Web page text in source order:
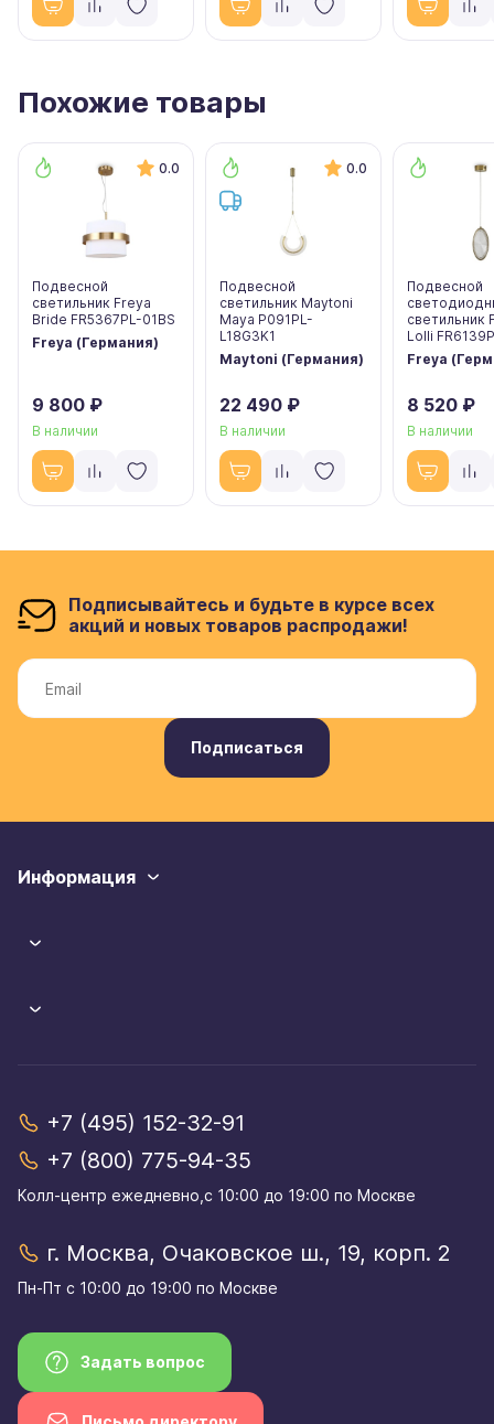
Похожие товары
0.0
Подвесной
светильник Freya
Bride FR5367PL-01BS
Freya (Германия)
9 800 ₽
В наличии
0.0
Подвесной
светильник Maytoni
Maya P091PL-
L18G3K1
Maytoni (Германия)
22 490 ₽
В наличии
Подвесной
светильник
Lolli
Freya
8 520 ₽
В наличии
Подписывайтесь и будьте в курсе всех
акций и новых товаров распродажи!
Подписаться
Информация
+7 (495) 152-32-91
+7 (800) 775-94-35
Колл-центр eжедневно,с 10:00 до 19:00 по Москве
г. Москва, Очаковское ш., 19, корп. 2
Пн-Пт с 10:00 до 19:00 по Москве
Задать вопрос